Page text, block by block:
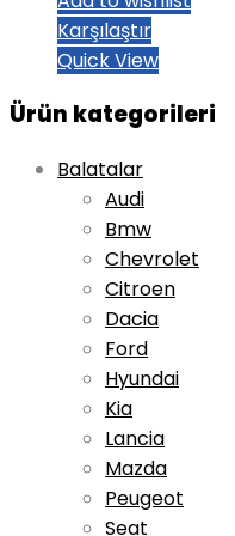
Karşılaştır
Quick View
Ürün kategorileri
Balatalar
Audi
Bmw
Chevrolet
Citroen
Dacia
Ford
Hyundai
Kia
Lancia
Mazda
Peugeot
Seat